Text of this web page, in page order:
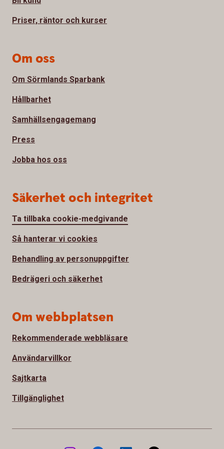
Priser, räntor och kurser
Om oss
Om Sörmlands Sparbank
Hållbarhet
Samhällsengagemang
Press
Jobba hos oss
Säkerhet och integritet
Ta tillbaka cookie-medgivande
Så hanterar vi cookies
Behandling av personuppgifter
Bedrägeri och säkerhet
Om webbplatsen
Rekommenderade webbläsare
Användarvillkor
Sajtkarta
Tillgänglighet